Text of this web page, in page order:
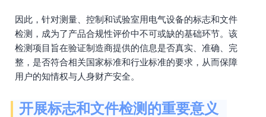
因此，针对测量、控制和试验室用电气设备的标志和文件
检测，成为了产品合规性评价中不可或缺的基础环节。该
检测项目旨在验证制造商提供的信息是否真实、准确、完
整，是否符合相关国家标准和行业标准的要求，从而保障
用户的知情权与人身财产安全。
开展标志和文件检测的重要意义